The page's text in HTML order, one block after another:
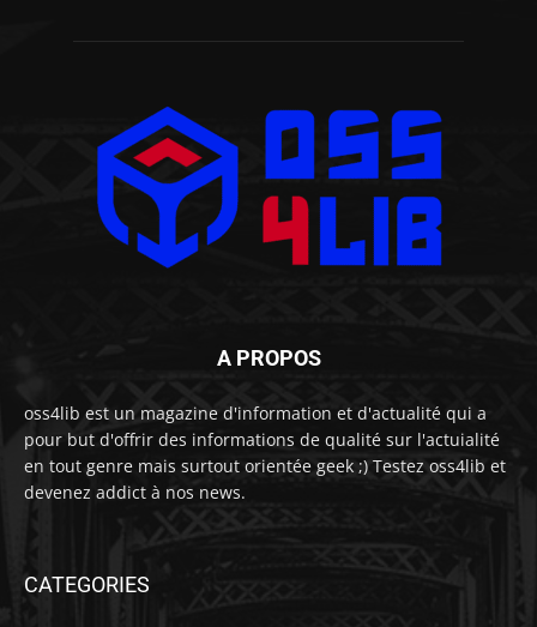
A PROPOS
oss4lib est un magazine d'information et d'actualité qui a
pour but d'offrir des informations de qualité sur l'actuialité
en tout genre mais surtout orientée geek ;) Testez oss4lib et
devenez addict à nos news.
CATEGORIES